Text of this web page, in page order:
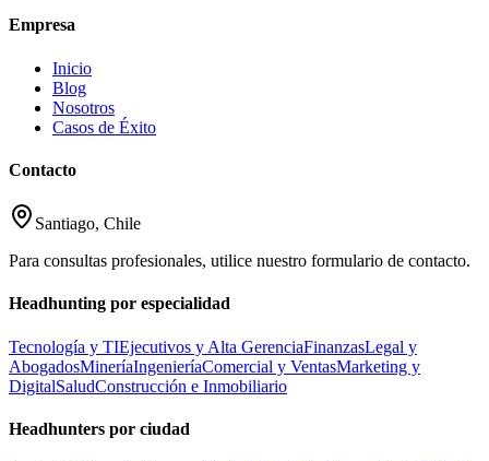
Empresa
Inicio
Blog
Nosotros
Casos de Éxito
Contacto
Santiago, Chile
Para consultas profesionales, utilice nuestro formulario de contacto.
Headhunting por especialidad
Tecnología y TIEjecutivos y Alta GerenciaFinanzasLegal y
AbogadosMineríaIngenieríaComercial y VentasMarketing y
DigitalSaludConstrucción e Inmobiliario
Headhunters por ciudad